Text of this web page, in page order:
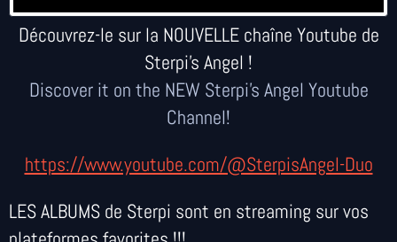
Découvrez-le sur la NOUVELLE chaîne Youtube de
Sterpi's Angel !
Discover it on the NEW Sterpi's Angel Youtube
Channel!
https://www.youtube.com/@SterpisAngel-Duo
LES ALBUMS de Sterpi sont en streaming sur vos